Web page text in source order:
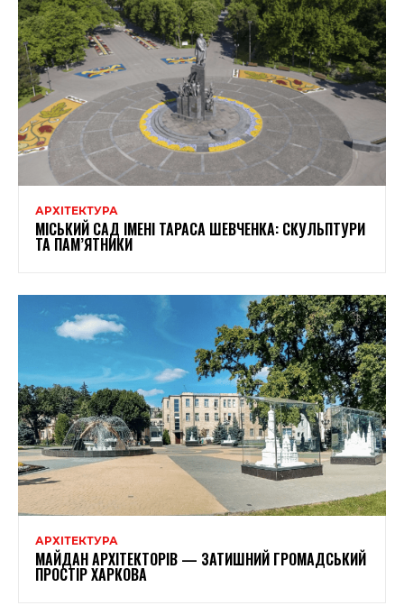
АРХІТЕКТУРА
МІСЬКИЙ САД ІМЕНІ ТАРАСА ШЕВЧЕНКА: СКУЛЬПТУРИ
ТА ПАМ’ЯТНИКИ
АРХІТЕКТУРА
МАЙДАН АРХІТЕКТОРІВ — ЗАТИШНИЙ ГРОМАДСЬКИЙ
ПРОСТІР ХАРКОВА